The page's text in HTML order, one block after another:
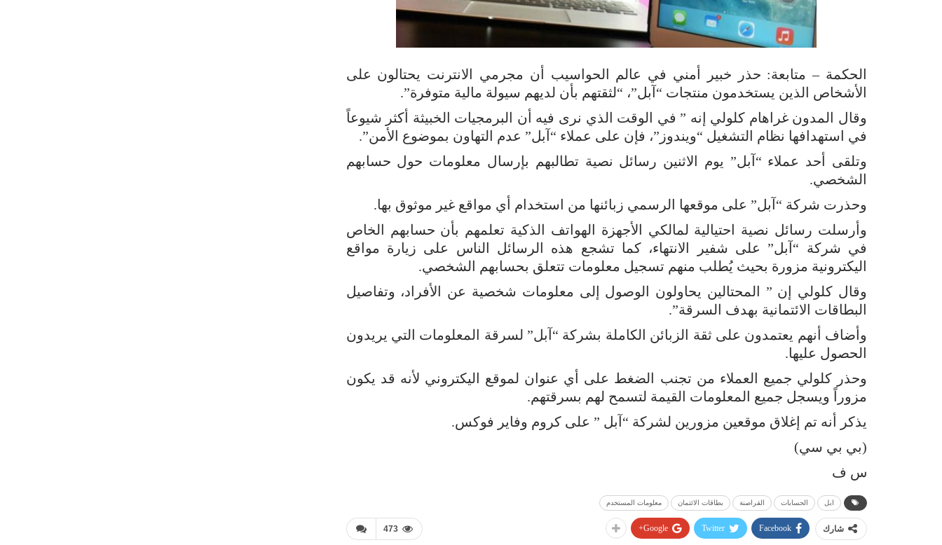
الحكمة – متابعة: حذر خبير أمني في عالم الحواسيب أن مجرمي الانترنت يحتالون على
الأشخاص الذين يستخدمون منتجات “آبل”، “لثقتهم بأن لديهم سيولة مالية متوفرة”.
وقال المدون غراهام كلولي إنه ” في الوقت الذي نرى فيه أن البرمجيات الخبيثة أكثر شيوعاً
في استهدافها نظام التشغيل “ويندوز”، فإن على عملاء “آبل” عدم التهاون بموضوع الأمن”.
وتلقى أحد عملاء “آبل” يوم الاثنين رسائل نصية تطالبهم بإرسال معلومات حول حسابهم
الشخصي.
وحذرت شركة “آبل” على موقعها الرسمي زبائنها من استخدام أي مواقع غير موثوق بها.
وأرسلت رسائل نصية احتيالية لمالكي الأجهزة الهواتف الذكية تعلمهم بأن حسابهم الخاص
في شركة “آبل” على شفير الانتهاء، كما تشجع هذه الرسائل الناس على زيارة مواقع
اليكترونية مزورة بحيث يُطلب منهم تسجيل معلومات تتعلق بحسابهم الشخصي.
وقال كلولي إن ” المحتالين يحاولون الوصول إلى معلومات شخصية عن الأفراد، وتفاصيل
البطاقات الائتمانية بهدف السرقة”.
وأضاف أنهم يعتمدون على ثقة الزبائن الكاملة بشركة “آبل” لسرقة المعلومات التي يريدون
الحصول عليها.
وحذر كلولي جميع العملاء من تجنب الضغط على أي عنوان لموقع اليكتروني لأنه قد يكون
مزوراً ويسجل جميع المعلومات القيمة لتسمح لهم بسرقتهم.
يذكر أنه تم إغلاق موقعين مزورين لشركة “آبل ” على كروم وفاير فوكس.
(بي بي سي)
س ف
ابل الحسابات القراصنة بطاقات الائتمان معلومات المستخدم
473 شارك Facebook
Twitter
Google+